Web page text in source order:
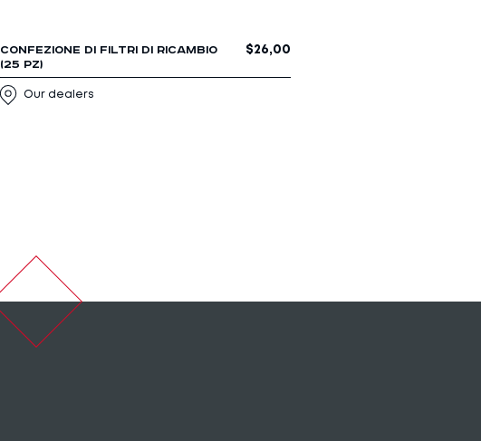
CONFEZIONE DI FILTRI DI RICAMBIO
(25 PZ)
$26,00
Our dealers